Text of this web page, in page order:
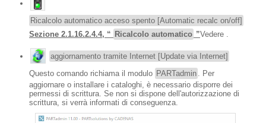
Ricalcolo automatico acceso spento [Automatic recalc on/off]
Sezione 2.1.16.2.4.4, “ Ricalcolo automatico ”Vedere .
aggiornamento tramite Internet [Update via Internet]
Questo comando richiama il modulo PARTadmin
. Per
aggiornare o installare i cataloghi, è necessario disporre dei
permessi di scrittura. Se non si dispone dell'autorizzazione di
scrittura, si verrà informati di conseguenza.